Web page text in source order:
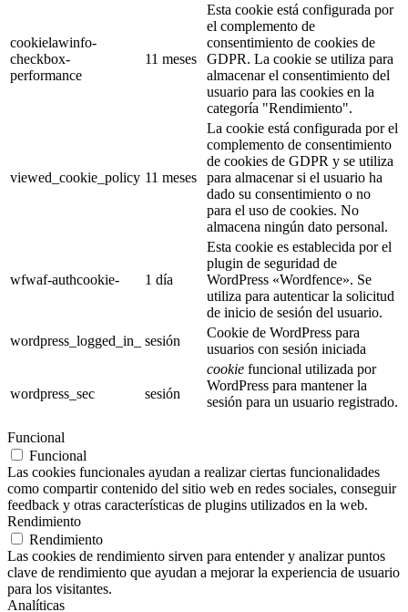
cookielawinfo-
checkbox-
performance
11 meses
Esta cookie está configurada por
el complemento de
consentimiento de cookies de
GDPR. La cookie se utiliza para
almacenar el consentimiento del
usuario para las cookies en la
categoría "Rendimiento".
viewed_cookie_policy 11 meses
La cookie está configurada por el
complemento de consentimiento
de cookies de GDPR y se utiliza
para almacenar si el usuario ha
dado su consentimiento o no
para el uso de cookies. No
almacena ningún dato personal.
wfwaf-authcookie- 1 día
Esta cookie es establecida por el
plugin de seguridad de
WordPress «Wordfence». Se
utiliza para autenticar la solicitud
de inicio de sesión del usuario.
wordpress_logged_in_
sesión
Cookie de WordPress para
usuarios con sesión iniciada
wordpress_sec sesión
cookie funcional utilizada por
WordPress para mantener la
sesión para un usuario registrado.
Funcional
Funcional
Las cookies funcionales ayudan a realizar ciertas funcionalidades
como compartir contenido del sitio web en redes sociales, conseguir
feedback y otras características de plugins utilizados en la web.
Rendimiento
Rendimiento
Las cookies de rendimiento sirven para entender y analizar puntos
clave de rendimiento que ayudan a mejorar la experiencia de usuario
para los visitantes.
Analíticas